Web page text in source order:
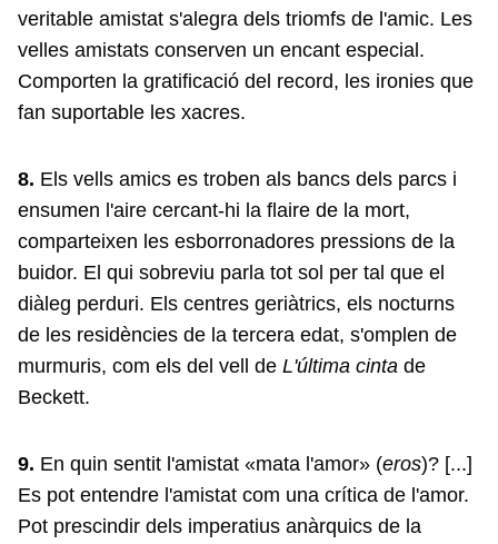
veritable amistat s'alegra dels triomfs de l'amic. Les
velles amistats conserven un encant especial.
Comporten la gratificació del record, les ironies que
fan suportable les xacres.
8. Els vells amics es troben als bancs dels parcs i
ensumen l'aire cercant-hi la flaire de la mort,
comparteixen les esborronadores pressions de la
buidor. El qui sobreviu parla tot sol per tal que el
diàleg perduri. Els centres geriàtrics, els nocturns
de les residències de la tercera edat, s'omplen de
murmuris, com els del vell de L'última cinta de
Beckett.
9. En quin sentit l'amistat «mata l'amor» (eros)? [...]
Es pot entendre l'amistat com una crítica de l'amor.
Pot prescindir dels imperatius anàrquics de la